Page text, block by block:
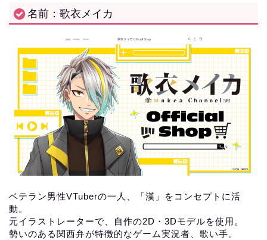
名前：歌衣メイカ
ベテラン男性VTuberの一人、「漢」をコンセプトに活
動。
元イラストレーターで、自作の2D・3Dモデルを使用。
勢いのある関西弁が特徴的なゲーム実況者、歌い手。